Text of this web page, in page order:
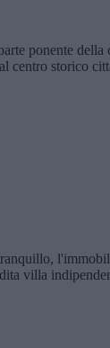
ponente della
centro storico
villa